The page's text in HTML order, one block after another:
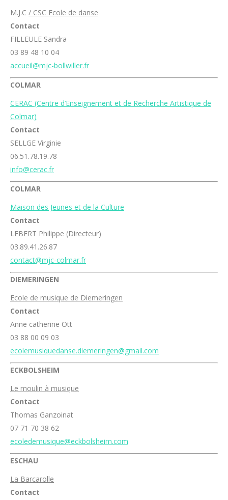
M.J.C / CSC Ecole de danse
Contact
FILLEULE Sandra
03 89 48 10 04
accueil@mjc-bollwiller.fr
COLMAR
CERAC (Centre d’Enseignement et de Recherche Artistique de
Colmar)
Contact
SELLGE Virginie
06.51.78.19.78
info@cerac.fr
COLMAR
Maison des Jeunes et de la Culture
Contact
LEBERT Philippe (Directeur)
03.89.41.26.87
contact@mjc-colmar.fr
DIEMERINGEN
Ecole de musique de Diemeringen
Contact
Anne catherine Ott
03 88 00 09 03
ecolemusiquedanse.diemeringen@gmail.com
ECKBOLSHEIM
Le moulin à musique
Contact
Thomas Ganzoinat
07 71 70 38 62
ecoledemusique@eckbolsheim.com
ESCHAU
La Barcarolle
Contact